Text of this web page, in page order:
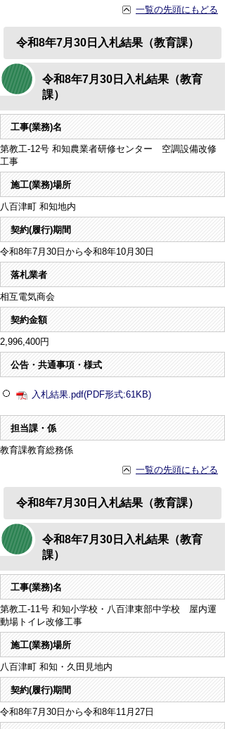
一覧の先頭にもどる
令和8年7月30日入札結果（教育課）
令和8年7月30日入札結果（教育
課）
工事(業務)名
第教工-12号 和知農業者研修センター 空調設備改修
工事
施工(業務)場所
八百津町 和知地内
契約(履行)期間
令和8年7月30日から令和8年10月30日
落札業者
相互電気商会
契約金額
2,996,400円
公告・共通事項・様式
入札結果.pdf(PDF形式:61KB)
担当課・係
教育課教育総務係
一覧の先頭にもどる
令和8年7月30日入札結果（教育課）
令和8年7月30日入札結果（教育
課）
工事(業務)名
第教工-11号 和知小学校・八百津東部中学校 屋内運
動場トイレ改修工事
施工(業務)場所
八百津町 和知・久田見地内
契約(履行)期間
令和8年7月30日から令和8年11月27日